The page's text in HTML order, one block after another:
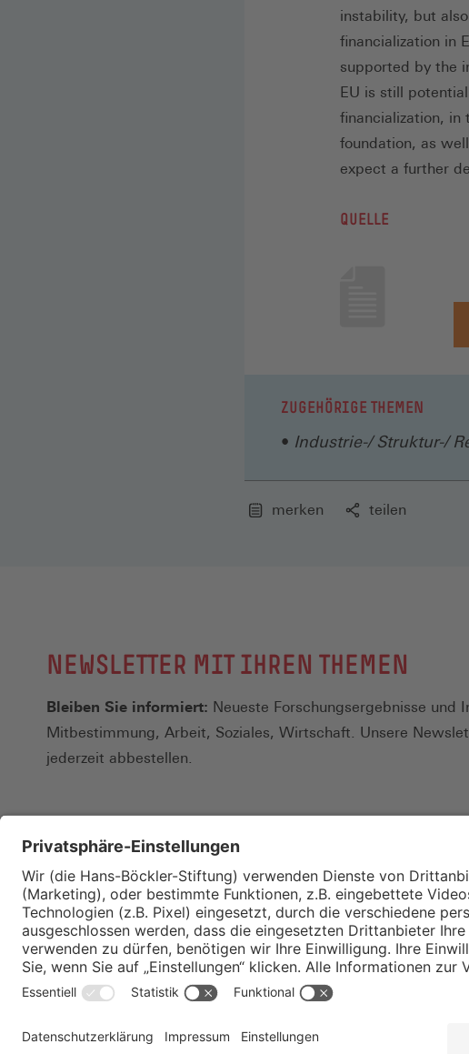
instability, but
financialization in
supported by the
EU is still
financialization, in
foundation, as
expect a further
QUELLE
ZUGEHÖRIGE THEMEN
Industrie-/ Struktur-/
merken teilen
NEWSLETTER MIT IHREN THEMEN
Bleiben Sie informiert: Neueste Forschungsergebnisse und
Mitbestimmung, Arbeit, Soziales, Wirtschaft. Unsere
jederzeit abbestellen.
Kontakt
Merkzettel
Impressum
Datenschutz